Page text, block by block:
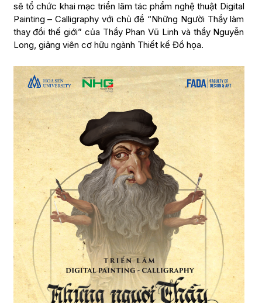
sẽ tổ chức khai mạc triển lãm tác phẩm nghệ thuật Digital
Painting – Calligraphy với chủ đề “Những Người Thầy làm
thay đổi thế giới” của Thầy Phan Vũ Linh và thầy Nguyễn
Long, giảng viên cơ hữu ngành Thiết kế Đồ họa.